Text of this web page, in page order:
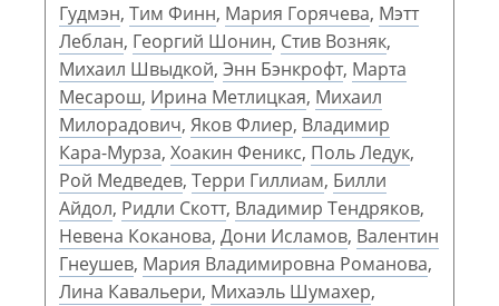
Гудмэн, Тим Финн, Мария Горячева, Мэтт
Леблан, Георгий Шонин, Стив Возняк,
Михаил Швыдкой, Энн Бэнкрофт, Марта
Месарош, Ирина Метлицкая, Михаил
Милорадович, Яков Флиер, Владимир
Кара-Мурза, Хоакин Феникс, Поль Ледук,
Рой Медведев, Терри Гиллиам, Билли
Айдол, Ридли Скотт, Владимир Тендряков,
Невена Коканова, Дони Исламов, Валентин
Гнеушев, Мария Владимировна Романова,
Лина Кавальери, Михаэль Шумахер,